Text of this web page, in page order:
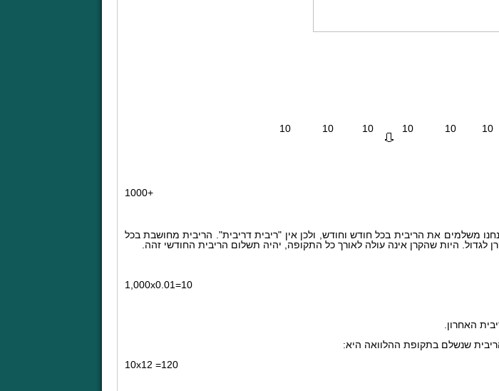
+1000
גרייס אנחנו משלמים את הריבית בכל חודש וחודש, ולכן אין "ריבית דריבית". הריבית מחושבת בכל
היות שהקרן אינה עולה לאורך כל התקופה, יהיה תשלום הריבית החודשי זהה.
10=0.01
x
1,000
האחרון.
120= 12
x
10